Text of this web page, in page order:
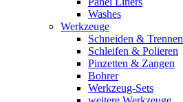
Washes
Werkzeuge
Schneiden & Trennen
Schleifen & Polieren
Pinzetten & Zangen
Bohrer
Werkzeug-Sets